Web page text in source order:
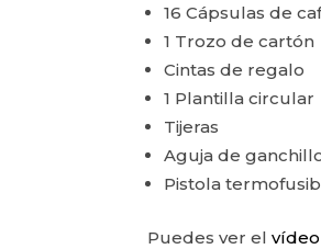
16 Cápsulas de
1 Trozo de cartón
Cintas de regalo
1 Plantilla circular
Tijeras
Aguja de
Pistola
Puedes ver el